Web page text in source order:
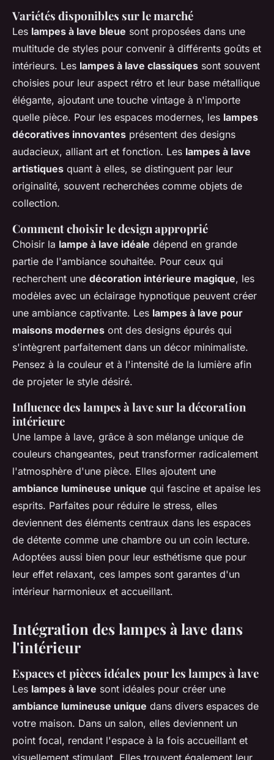
Variétés disponibles sur le marché
Les lampes à lave bleue sont proposées dans une
multitude de styles pour convenir à différents goûts et
intérieurs. Les lampes à lave classiques sont souvent
choisies pour leur aspect rétro et leur base métallique
élégante, ajoutant une touche vintage à n'importe
quelle pièce. Pour les espaces modernes, les lampes
décoratives innovantes présentent des designs
audacieux, alliant art et fonction. Les lampes à lave
artistiques quant à elles, se distinguent par leur
originalité, souvent recherchées comme objets de
collection.
Comment choisir le design approprié
Choisir la lampe à lave idéale dépend en grande
partie de l'ambiance souhaitée. Pour ceux qui
recherchent une décoration intérieure magique, les
modèles avec un éclairage hypnotique peuvent créer
une ambiance captivante. Les lampes à lave pour
maisons modernes ont des designs épurés qui
s'intègrent parfaitement dans un décor minimaliste.
Pensez à la couleur et à l'intensité de la lumière afin
de projeter le style désiré.
Influence des lampes à lave sur la décoration
intérieure
Une lampe à lave, grâce à son mélange unique de
couleurs changeantes, peut transformer radicalement
l'atmosphère d'une pièce. Elles ajoutent une
ambiance lumineuse unique qui fascine et apaise les
esprits. Parfaites pour réduire le stress, elles
deviennent des éléments centraux dans les espaces
de détente comme une chambre ou un coin lecture.
Adoptées aussi bien pour leur esthétisme que pour
leur effet relaxant, ces lampes sont garantes d'un
intérieur harmonieux et accueillant.
Intégration des lampes à lave dans
l'intérieur
Espaces et pièces idéales pour les lampes à lave
Les lampes à lave sont idéales pour créer une
ambiance lumineuse unique dans divers espaces de
votre maison. Dans un salon, elles deviennent un
point focal, rendant l'espace à la fois accueillant et
visuellement stimulant. Elles trouvent également leur